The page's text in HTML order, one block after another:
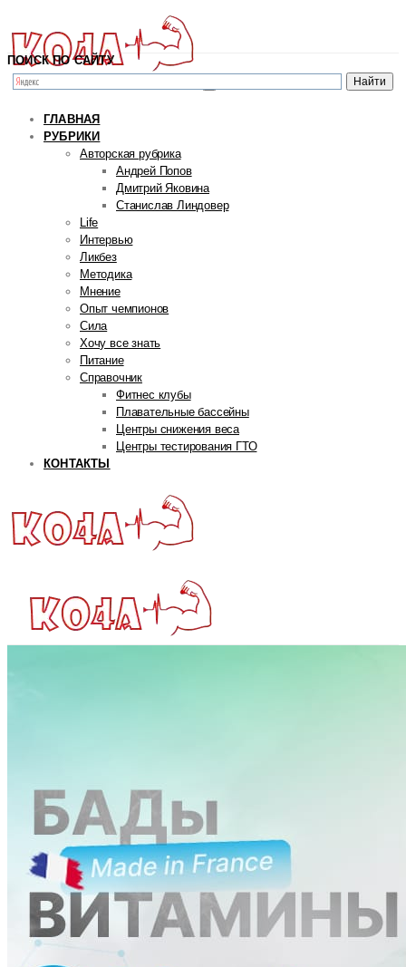
ПОИСК ПО САЙТУ
ГЛАВНАЯ
РУБРИКИ
Авторская рубрика
Андрей Попов
Дмитрий Яковина
Станислав Линдовер
Life
Интервью
Ликбез
Методика
Мнение
Опыт чемпионов
Сила
Хочу все знать
Питание
Справочник
Фитнес клубы
Плавательные бассейны
Центры снижения веса
Центры тестирования ГТО
КОНТАКТЫ
Интервью
Ликбез
Методика
Мнение
Опыт чемпионов
Сила
Хочу все знать
Питание
Справочник
Фитнес клубы